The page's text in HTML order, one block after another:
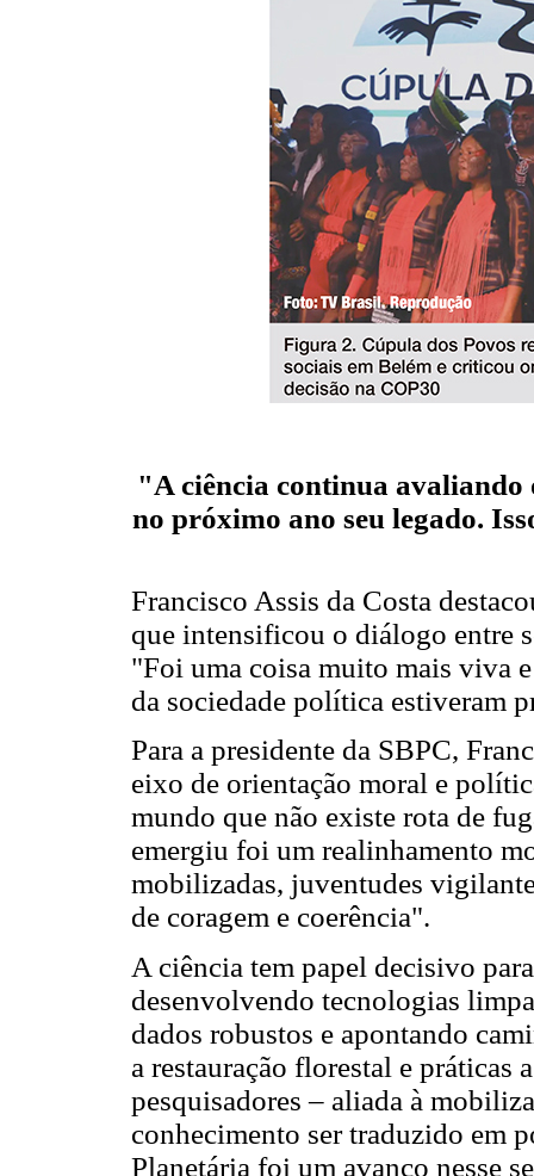
"A ciência continua avaliando
no próximo ano seu legado.
Francisco Assis da Costa
que intensificou o diálogo entre
"Foi uma coisa muito mais viva
da sociedade política estiveram
Para a presidente da SBPC,
eixo de orientação moral e
mundo que não existe rota de
emergiu foi um realinhamento
mobilizadas, juventudes
de coragem e coerência".
A ciência tem papel decisivo
desenvolvendo tecnologias
dados robustos e apontando
a restauração florestal e práticas
pesquisadores – aliada à
conhecimento ser traduzido em
Planetária foi um avanço nesse